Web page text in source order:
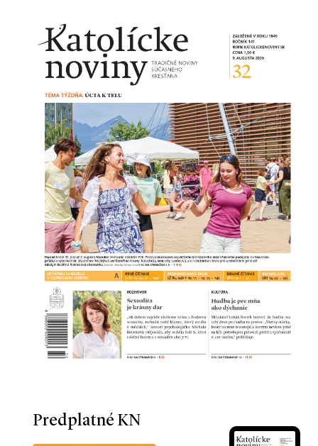
Predplatné KN